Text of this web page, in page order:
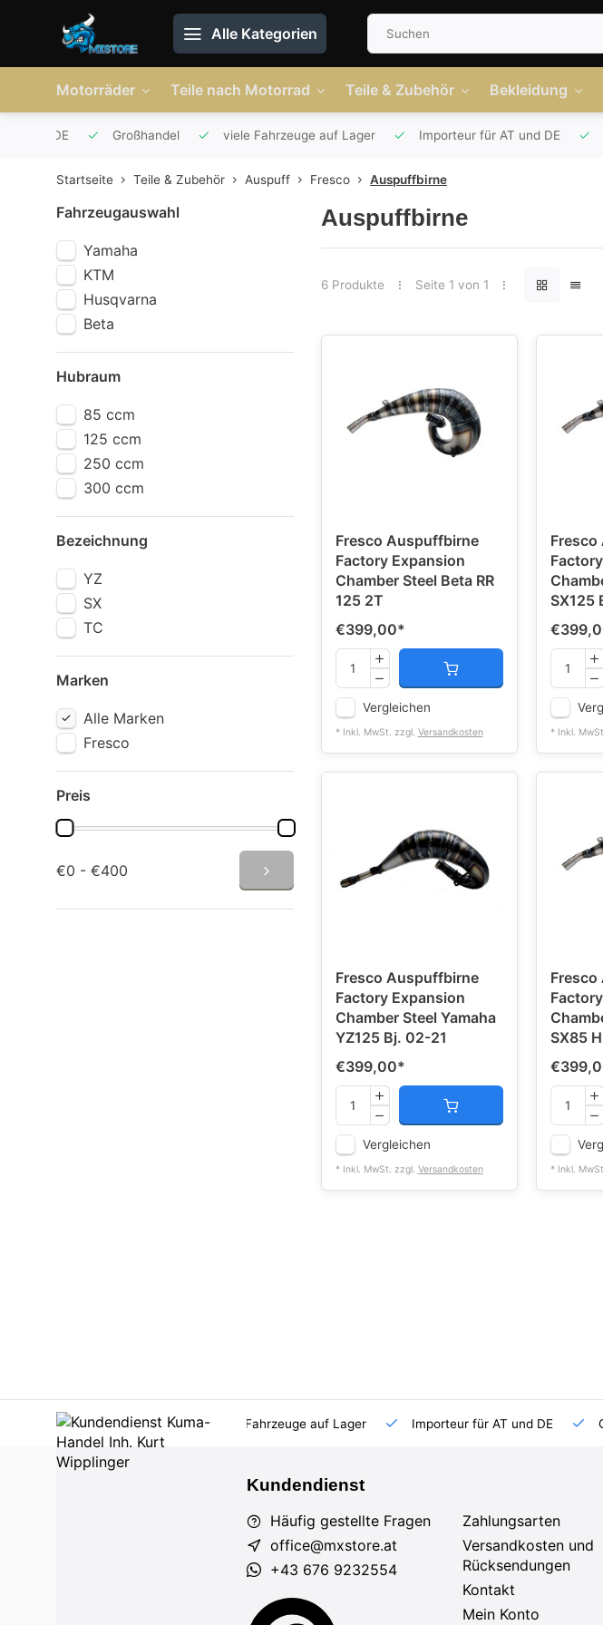
Alle Kategorien
Motorräder Teile nach Motorrad Teile & Zubehör Bekleidung
und DE Großhandel viele Fahrzeuge auf Lager Importeur für AT und DE
Startseite Teile & Zubehör Auspuff Fresco Auspuffbirne
Fahrzeugauswahl
Yamaha
KTM
Husqvarna
Beta
Hubraum
85 ccm
125 ccm
250 ccm
300 ccm
Bezeichnung
YZ
SX
TC
Marken
Alle Marken
Fresco
Preis
€0 - €400
Auspuffbirne
6 Produkte Seite 1 von 1
Fresco Auspuffbirne
Factory Expansion
Chamber Steel Beta RR
125 2T
€399,00*
Vergleichen
* Inkl. MwSt. zzgl. Versandkosten
SX125
* Inkl.
Fresco Auspuffbirne
Factory Expansion
Chamber Steel Yamaha
YZ125 Bj. 02-21
€399,00*
Vergleichen
* Inkl. MwSt. zzgl. Versandkosten
SX85
* Inkl.
Großhandel viele Fahrzeuge auf Lager Importeur für AT und DE
Kundendienst
Häufig gestellte Fragen
office@mxstore.at
+43 676 9232554
Zahlungsarten
Versandkosten und
Rücksendungen
Kontakt
Mein Konto